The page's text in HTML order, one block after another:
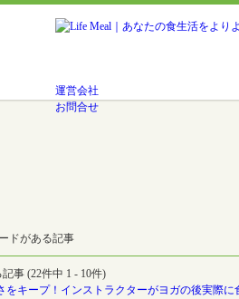
運営会社
お問合せ
ドがある記事
事 (22件中 1 - 10件)